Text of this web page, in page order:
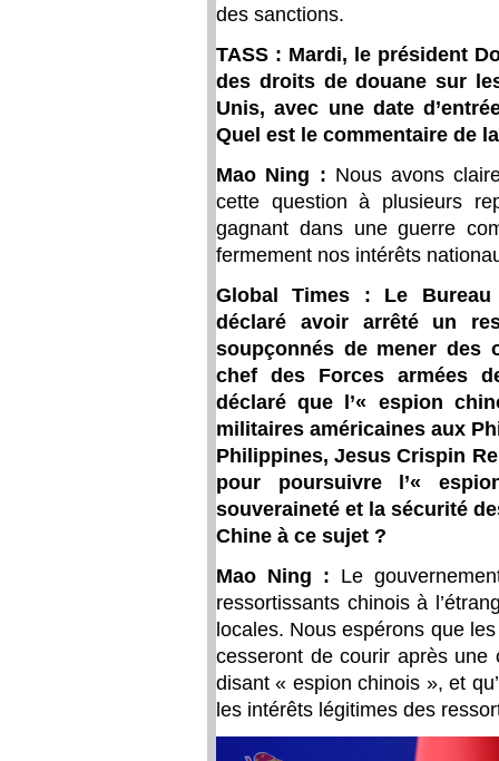
des sanctions.
TASS : Mardi, le président
des droits de douane sur
Unis, avec une date
Quel est le commentaire de
Mao Ning : Nous avons
cette question à plusieurs
gagnant dans une guerre
fermement nos intérêts
Global Times : Le Bureau
déclaré avoir arrêté un
soupçonnés de mener des
chef des Forces armées
déclaré que l’« espion
militaires américaines aux
Philippines, Jesus Crispin
pour poursuivre l’«
souveraineté et la sécurité
Chine à ce sujet ?
Mao Ning : Le
ressortissants chinois à
locales. Nous espérons que
cesseront de courir après
disant « espion chinois », et
les intérêts légitimes des